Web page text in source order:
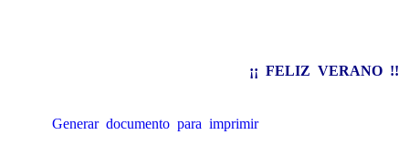
¡¡ FELIZ VERANO !!
Generar documento para imprimir